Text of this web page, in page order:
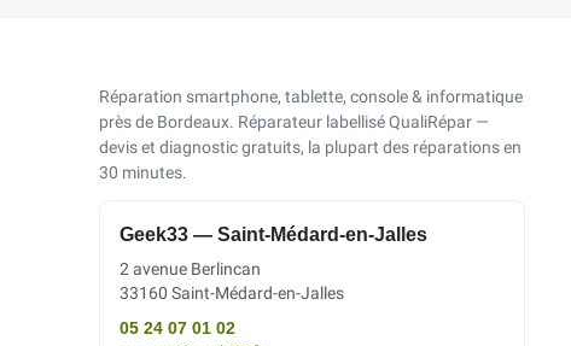
Réparation smartphone, tablette, console & informatique
près de Bordeaux. Réparateur labellisé QualiRépar —
devis et diagnostic gratuits, la plupart des réparations en
30 minutes.
Geek33 — Saint-Médard-en-Jalles
2 avenue Berlincan
33160 Saint-Médard-en-Jalles
05 24 07 01 02